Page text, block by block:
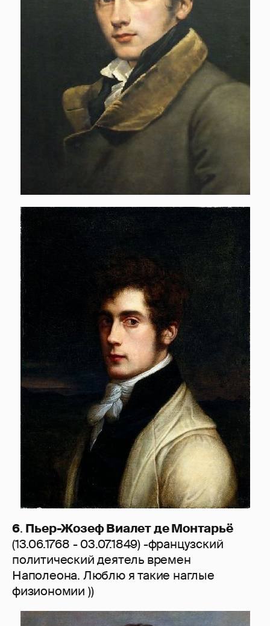
6. Пьер-Жозеф Виалет де Монтарьё
(13.06.1768 - 03.07.1849) -французский
политический деятель времен
Наполеона. Люблю я такие наглые
физиономии ))